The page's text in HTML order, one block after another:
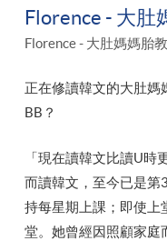
Florence - 大肚
Florence - 大肚媽媽胎
正在修讀韓文的大肚媽
BB？​
「現在讀韓文比讀U時
而讀韓文，至今已是第
持每星期上課；即使上
堂。她曾經因照顧家庭